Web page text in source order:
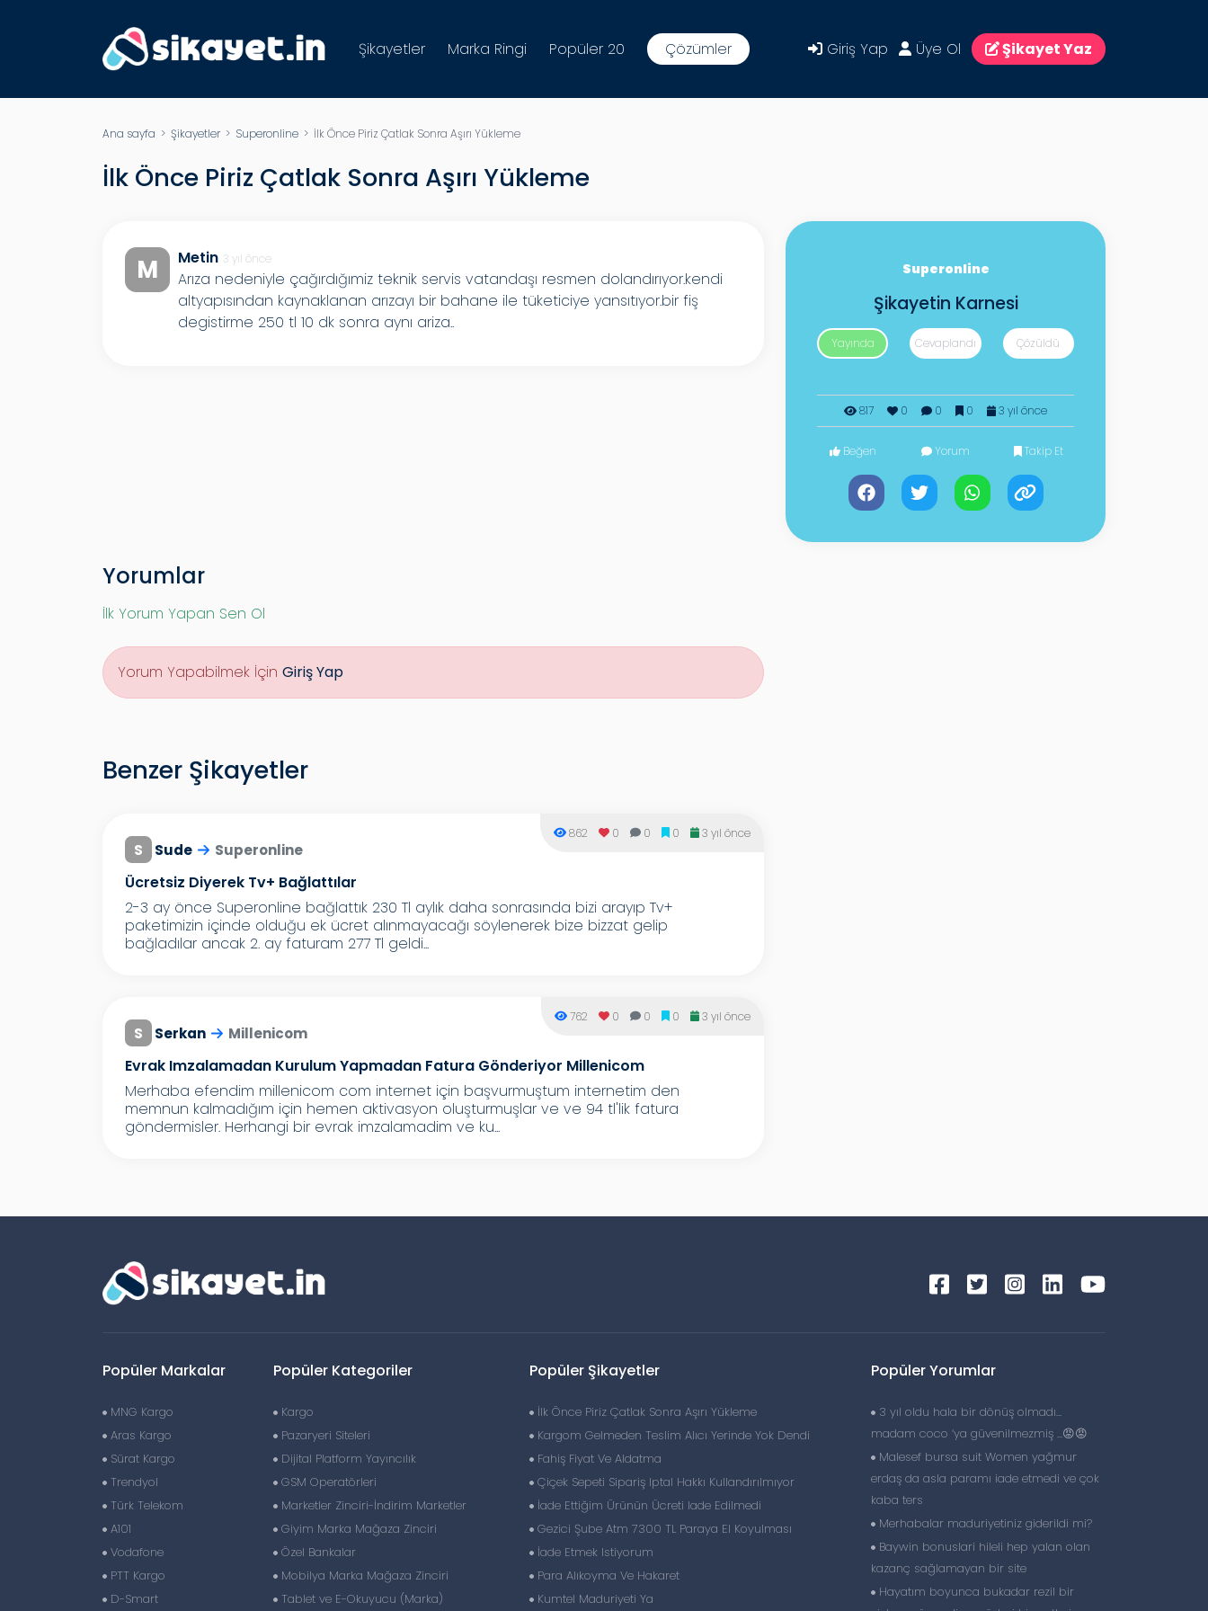
Şikayetler Marka Ringi Popüler 20 Çözümler Giriş Yap Üye Ol Şikayet Yaz
Ana sayfa > Şikayetler> Superonline > İlk Önce Piriz Çatlak Sonra Aşırı Yükleme
İlk Önce Piriz Çatlak Sonra Aşırı Yükleme
M Metin 3 yıl önce
Arıza nedeniyle çağırdığımiz teknik servis vatandaşı resmen dolandırıyor.kendi
altyapısından kaynaklanan arızayı bir bahane ile tüketiciye yansıtıyor.bir fiş
degistirme 250 tl 10 dk sonra aynı ariza..
Superonline
Şikayetin Karnesi
Yayında Cevaplandı Çözüldü
817 0 0 0 3 yıl önce
Beğen Yorum Takip Et
Yorumlar
İlk Yorum Yapan Sen Ol
Yorum Yapabilmek İçin Giriş Yap
Benzer Şikayetler
S Sude Superonline
Ücretsiz Diyerek Tv+ Bağlattılar
862 0 0 0 3 yıl önce
2-3 ay önce Superonline bağlattık 230 Tl aylık daha sonrasında bizi arayıp Tv+
paketimizin içinde olduğu ek ücret alınmayacağı söylenerek bize bizzat gelip
bağladılar ancak 2. ay faturam 277 Tl geldi...
S Serkan Millenicom
Evrak Imzalamadan Kurulum Yapmadan Fatura Gönderiyor Millenicom
762 0 0 0 3 yıl önce
Merhaba efendim millenicom com internet için başvurmuştum internetim den
memnun kalmadığım için hemen aktivasyon oluşturmuşlar ve ve 94 tl'lik fatura
göndermisler. Herhangi bir evrak imzalamadim ve ku...
Popüler Markalar
MNG Kargo
Aras Kargo
Sürat Kargo
Trendyol
Türk Telekom
A101
Vodafone
PTT Kargo
D-Smart
Popüler Kategoriler
Kargo
Pazaryeri Siteleri
Dijital Platform Yayıncılık
GSM Operatörleri
Marketler Zinciri-İndirim Marketler
Giyim Marka Mağaza Zinciri
Özel Bankalar
Mobilya Marka Mağaza Zinciri
Tablet ve E-Okuyucu (Marka)
Popüler Şikayetler
İlk Önce Piriz Çatlak Sonra Aşırı Yükleme
Kargom Gelmeden Teslim Alıcı Yerinde Yok Dendi
Fahiş Fiyat Ve Aldatma
Çiçek Sepeti Sipariş Iptal Hakkı Kullandırılmıyor
İade Ettiğim Ürünün Ücreti Iade Edilmedi
Gezici Şube Atm 7300 TL Paraya El Koyulması
İade Etmek Istiyorum
Para Alıkoyma Ve Hakaret
Kumtel Maduriyeti Ya
Popüler Yorumlar
3 yıl oldu hala bir dönüş olmadı…
madam coco ‘ya güvenilmezmiş …😡😡
Malesef bursa suit Women yağmur
erdaş da asla paramı iade etmedi ve çok
kaba ters
Merhabalar maduriyetiniz giderildi mi?
Baywin bonuslari hileli hep yalan olan
kazanç sağlamayan bir site
Hayatım boyunca bukadar rezil bir